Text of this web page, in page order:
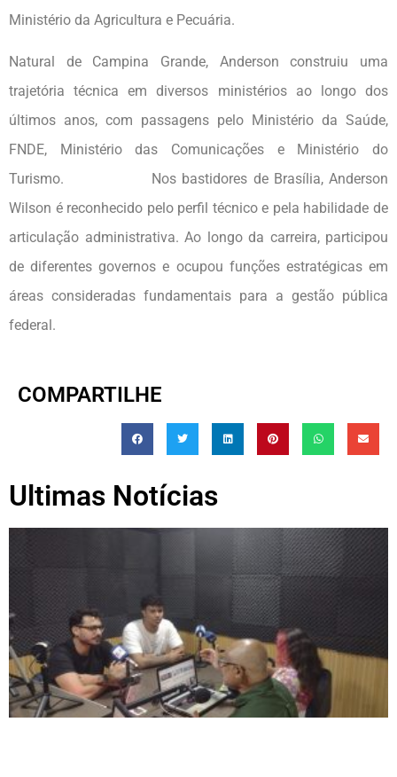
Ministério da Agricultura e Pecuária.
Natural de Campina Grande, Anderson construiu uma
trajetória técnica em diversos ministérios ao longo dos
últimos anos, com passagens pelo Ministério da Saúde,
FNDE, Ministério das Comunicações e Ministério do
Turismo. Nos bastidores de Brasília, Anderson
Wilson é reconhecido pelo perfil técnico e pela habilidade de
articulação administrativa. Ao longo da carreira, participou
de diferentes governos e ocupou funções estratégicas em
áreas consideradas fundamentais para a gestão pública
federal.
COMPARTILHE
Ultimas Notícias